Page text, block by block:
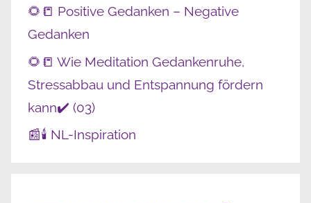
🌻📒 Positive Gedanken – Negative
Gedanken
🌻📒 Wie Meditation Gedankenruhe,
Stressabbau und Entspannung fördern
kann✔️ (03)
📰🕯️ NL-Inspiration